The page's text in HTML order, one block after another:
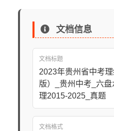
文档信息
文档标题
2023年贵州省中考
版）_贵州中考_六
理2015-2025_真题
文档格式